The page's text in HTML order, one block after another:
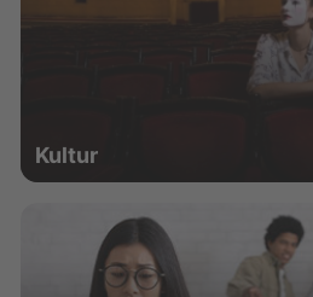
Kultur